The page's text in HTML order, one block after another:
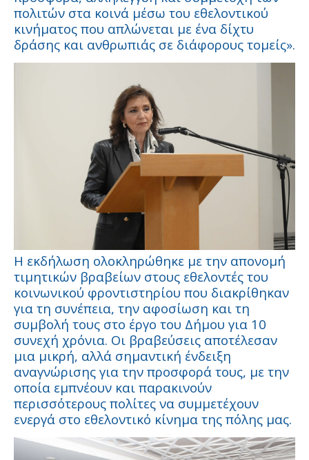
πολιτών στα κοινά μέσω του εθελοντικού
κινήματος που απλώνεται με ένα δίχτυ
δράσης και ανθρωπιάς σε διάφορους τομείς».
Η εκδήλωση ολοκληρώθηκε με την απονομή
τιμητικών βραβείων στους εθελοντές του
κοινωνικού φροντιστηρίου που διακρίθηκαν
για τη συνέπεια, την αφοσίωση και τη
συμβολή τους στο έργο του Δήμου για 10
συνεχή χρόνια. Οι βραβεύσεις αποτέλεσαν
μια μικρή, αλλά σημαντική ένδειξη
αναγνώρισης για την προσφορά τους, με την
οποία εμπνέουν και παρακινούν
περισσότερους πολίτες να συμμετέχουν
ενεργά στο εθελοντικό κίνημα της πόλης μας.